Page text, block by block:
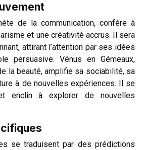
de la communication, confère à
et une créativité accrus. Il sera
attirant l’attention par ses idées
persuasive. Vénus en Gémeaux,
la beauté, amplifie sa sociabilité, sa
à de nouvelles expériences. Il se
enclin à explorer de nouvelles
se traduisent par des prédictions